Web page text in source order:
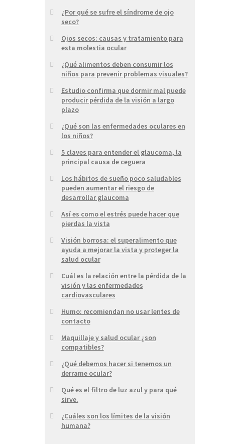
¿Por qué se sufre el síndrome de ojo
seco?
Ojos secos: causas y tratamiento para
esta molestia ocular
¿Qué alimentos deben consumir los
niños para prevenir problemas visuales?
Estudio confirma que dormir mal puede
producir pérdida de la visión a largo
plazo
¿Qué son las enfermedades oculares en
los niños?
5 claves para entender el glaucoma, la
principal causa de ceguera
Los hábitos de sueño poco saludables
pueden aumentar el riesgo de
desarrollar glaucoma
Así es como el estrés puede hacer que
pierdas la vista
Visión borrosa: el superalimento que
ayuda a mejorar la vista y proteger la
salud ocular
Cuál es la relación entre la pérdida de la
visión y las enfermedades
cardiovasculares
Humo: recomiendan no usar lentes de
contacto
Maquillaje y salud ocular ¿son
compatibles?
¿Qué debemos hacer si tenemos un
derrame ocular?
Qué es el filtro de luz azul y para qué
sirve.
¿Cuáles son los límites de la visión
humana?